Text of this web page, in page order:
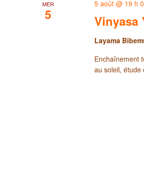
MER
5 Vinyasa
5 août @ 19 h
Layama
Enchaînement
au soleil, étude